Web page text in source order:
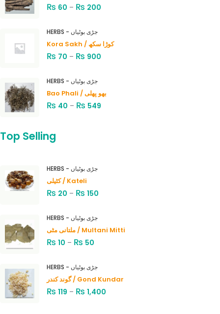
₨ 60 – ₨ 200
HERBS - جڑی بوٹیاں
Kora Sakh / کوڑا سکھ
₨ 70 – ₨ 900
HERBS - جڑی بوٹیاں
Bao Phali / بھو پھلی
₨ 40 – ₨ 549
Top Selling
HERBS - جڑی بوٹیاں
کٹیلی / Kateli
₨ 20 – ₨ 150
HERBS - جڑی بوٹیاں
ملتانی مٹی / Multani Mitti
₨ 10 – ₨ 50
HERBS - جڑی بوٹیاں
گوند کندر / Gond Kundar
₨ 119 – ₨ 1,400